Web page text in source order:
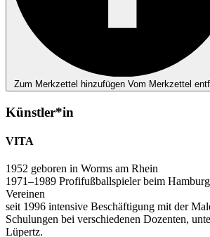
Zum Merkzettel hinzufügen Vom Merkzettel
Künstler*in
VITA
1952 geboren in Worms am Rhein
1971–1989 Profifußballspieler beim
Vereinen
seit 1996 intensive Beschäftigung mit der
Schulungen bei verschiedenen Dozenten,
Lüpertz.